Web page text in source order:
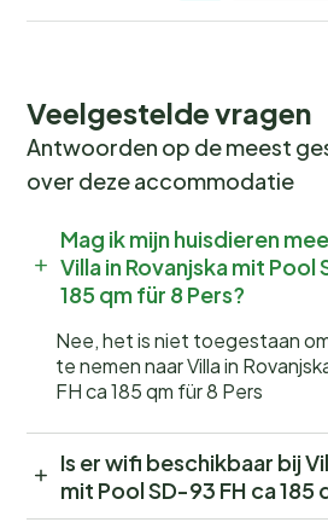
Veelgestelde vragen
Antwoorden op de meest
over deze accommodatie
Mag ik mijn huisdieren
Villa in Rovanjska mit Pool
185 qm für 8 Pers?
Nee, het is niet toegestaan
te nemen naar Villa in
FH ca 185 qm für 8 Pers
Is er wifi beschikbaar bij
mit Pool SD-93 FH ca 185